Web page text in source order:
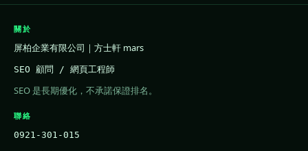
關於
屏柏企業有限公司｜方士軒 mars
SEO 顧問 / 網頁工程師
SEO 是長期優化，不承諾保證排名。
聯絡
0921-301-015